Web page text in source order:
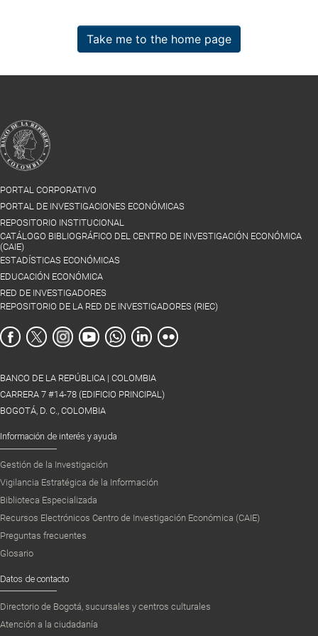
Take me to the home page
PORTAL CORPORATIVO
PORTAL DE INVESTIGACIONES ECONÓMICAS
REPOSITORIO INSTITUCIONAL
CATÁLOGO BIBLIOGRÁFICO DEL CENTRO DE INVESTIGACIÓN ECONÓMICA
(CAIE)
ESTADÍSTICAS ECONÓMICAS
EDUCACIÓN ECONÓMICA
RED DE INVESTIGADORES
REPOSITORIO DE LA RED DE INVESTIGADORES (RIEC)
BANCO DE LA REPÚBLICA | COLOMBIA
CARRERA 7 #14-78 (EDIFICIO PRINCIPAL)
BOGOTÁ, D. C., COLOMBIA
Información de interés y ayuda
Gestión de la Investigación
Vigilancia Estratégica de la Información
Biblioteca Especializada
Recursos Electrónicos Centro de Investigación Económica (CAIE)
Preguntas frecuentes
Glosario
Datos de contacto
Directorio de Bogotá, sucursales y centros culturales
Atención a la ciudadanía